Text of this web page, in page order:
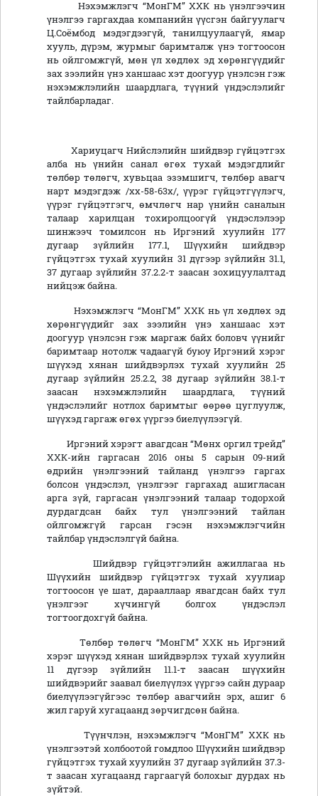
Нэхэмжлэгч “МонГМ” ХХК нь үнэлгээчин
үнэлгээ гаргахдаа компанийн үүсгэн байгуулагч
Ц.Соёмбод мэдэгдээгүй, танилцуулаагүй, ямар
хууль, дүрэм, журмыг баримталж үнэ тогтоосон
нь ойлгомжгүй, мөн үл хөдлөх эд хөрөнгүүдийг
зах зээлийн үнэ ханшаас хэт доогуур үнэлсэн гэж
нэхэмжлэлийн шаардлага, түүний үндэслэлийг
тайлбарладаг.
Хариуцагч Нийслэлийн шийдвэр гүйцэтгэх
алба нь үнийн санал өгөх тухай мэдэгдлийг
төлбөр төлөгч, хувьцаа эзэмшигч, төлбөр авагч
нарт мэдэгдэж /хх-58-63х/, үүрэг гүйцэтгүүлэгч,
үүрэг гүйцэтгэгч, өмчлөгч нар үнийн саналын
талаар харилцан тохиролцоогүй үндэслэлээр
шинжээч томилсон нь Иргэний хуулийн 177
дугаар зүйлийн 177.1, Шүүхийн шийдвэр
гүйцэтгэх тухай хуулийн 31 дүгээр зүйлийн 31.1,
37 дугаар зүйлийн 37.2.2-т заасан зохицуулалтад
нийцэж байна.
Нэхэмжлэгч “МонГМ” ХХК нь үл хөдлөх эд
хөрөнгүүдийг зах зээлийн үнэ ханшаас хэт
доогуур үнэлсэн гэж маргаж байх боловч үүнийг
баримтаар нотолж чадаагүй буюу Иргэний хэрэг
шүүхэд хянан шийдвэрлэх тухай хуулийн 25
дугаар зүйлийн 25.2.2, 38 дугаар зүйлийн 38.1-т
заасан нэхэмжлэлийн шаардлага, түүний
үндэслэлийг нотлох баримтыг өөрөө цуглуулж,
шүүхэд гаргаж өгөх үүргээ биелүүлээгүй.
Иргэний хэрэгт авагдсан “Мөнх оргил трейд”
ХХК-ийн гаргасан 2016 оны 5 сарын 09-ний
өдрийн үнэлгээний тайланд үнэлгээ гаргах
болсон үндэслэл, үнэлгээг гаргахад ашигласан
арга зүй, гаргасан үнэлгээний талаар тодорхой
дурдагдсан байх тул үнэлгээний тайлан
ойлгомжгүй гарсан гэсэн нэхэмжлэгчийн
тайлбар үндэслэлгүй байна.
Шийдвэр гүйцэтгэлийн ажиллагаа нь
Шүүхийн шийдвэр гүйцэтгэх тухай хуулиар
тогтоосон үе шат, дарааллаар явагдсан байх тул
үнэлгээг хүчингүй болгох үндэслэл
тогтоогдохгүй байна.
Төлбөр төлөгч “МонГМ” ХХК нь Иргэний
хэрэг шүүхэд хянан шийдвэрлэх тухай хуулийн
11 дүгээр зүйлийн 11.1-т заасан шүүхийн
шийдвэрийг заавал биелүүлэх үүргээ сайн дураар
биелүүлээгүйгээс төлбөр авагчийн эрх, ашиг 6
жил гаруй хугацаанд зөрчигдсөн байна.
Түүнчлэн, нэхэмжлэгч “МонГМ” ХХК нь
үнэлгээтэй холбоотой гомдлоо Шүүхийн шийдвэр
гүйцэтгэх тухай хуулийн 37 дугаар зүйлийн 37.3-
т заасан хугацаанд гаргаагүй болохыг дурдах нь
зүйтэй.